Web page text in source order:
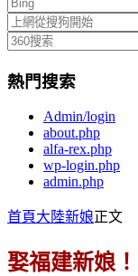
熱門搜索
Admin/login
about.php
alfa-rex.php
wp-login.php
admin.php
首頁大陸新娘正文
娶福建新娘